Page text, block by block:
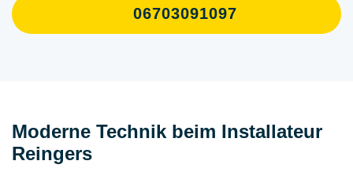
06703091097
Moderne Technik beim Installateur
Reingers